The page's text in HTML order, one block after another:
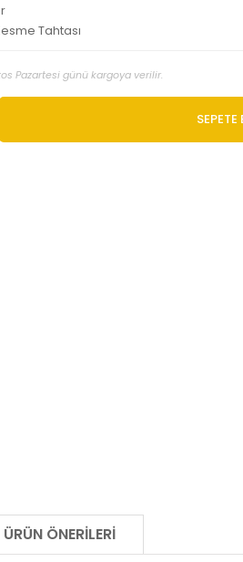
Tahtası
Pazartesi günü kargoya verilir.
SEPETE
ÜRÜN ÖNERILERI